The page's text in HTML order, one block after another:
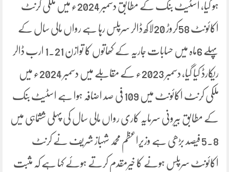
ہو گیا، اسٹیٹ بنک کے مطابق دسمبر 2024ء میں ملکی کرنٹ
اکائونٹ 58کروڑ 20لاکھ ڈالر سرپلس رہا ہے رواں مالی سال کے
پہلے 6ماہ میں حسابات جاریہ کے کھاتوں کا توازن 1.21 ارب ڈالر
ریکارڈ کیا گیا، دسمبر 2023ء کے مقابلے میں دسمبر 2024ء میں
ملکی کرنٹ اکائونٹ میں 109 فی صد اضافہ ہوا ہے اسٹیٹ بنک
کے مطابق بیرونی سرمایہ کاری رواں مالی سال کی پہلی ششماہی میں
5.8 فیصد بڑھی ہے وزیراعظم محمد شہباز شریف نے کرنٹ
اکائونٹ سرپلس ہونے کا خیرمقدم کرتے ہوئے کہا ہے کہ مثبت